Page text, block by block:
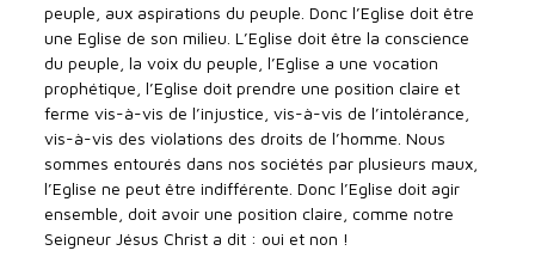
peuple, aux aspirations du peuple. Donc l’Eglise doit être
une Eglise de son milieu. L’Eglise doit être la conscience
du peuple, la voix du peuple, l’Eglise a une vocation
prophétique, l’Eglise doit prendre une position claire et
ferme vis-à-vis de l’injustice, vis-à-vis de l’intolérance,
vis-à-vis des violations des droits de l’homme. Nous
sommes entourés dans nos sociétés par plusieurs maux,
l’Eglise ne peut être indifférente. Donc l’Eglise doit agir
ensemble, doit avoir une position claire, comme notre
Seigneur Jésus Christ a dit : oui et non !